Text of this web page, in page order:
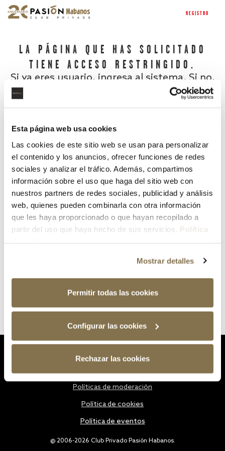
Esta página web usa cookies
Las cookies de este sitio web se usan para personalizar
el contenido y los anuncios, ofrecer funciones de redes
sociales y analizar el tráfico. Además, compartimos
información sobre el uso que haga del sitio web con
nuestros partners de redes sociales, publicidad y análisis
web, quienes pueden combinarla con otra información
que les haya proporcionado o que hayan recopilado a
partir del uso que haya hecho de sus servicios. Política
Mostrar detalles
Permitir todas las cookies
Configurar las cookies
Rechazar las cookies
REGISTRO
LA PÁGINA QUE HAS SOLICITADO
TIENE ACCESO RESTRINGIDO.
Si ya eres usuario, ingresa al sistema. Si no,
¿Has olvidado tu contraseña?
@ 2006-2026 Club Privado Pasión Habanos.
Políticas de moderación
Política de cookies
Política de eventos